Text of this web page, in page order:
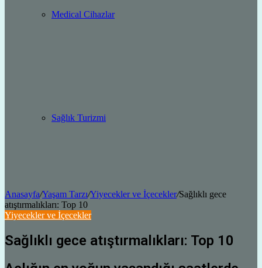
Medical Cihazlar
Sağlık Turizmi
Anasayfa/Yaşam Tarzı/Yiyecekler ve İçecekler/Sağlıklı gece
atıştırmalıkları: Top 10
Yiyecekler ve İçecekler
Sağlıklı gece atıştırmalıkları: Top 10